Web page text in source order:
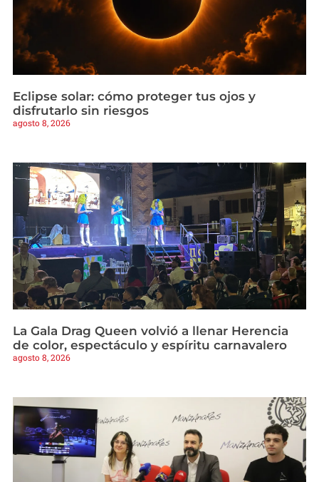
Eclipse solar: cómo proteger tus ojos y
disfrutarlo sin riesgos
agosto 8, 2026
La Gala Drag Queen volvió a llenar Herencia
de color, espectáculo y espíritu carnavalero
agosto 8, 2026